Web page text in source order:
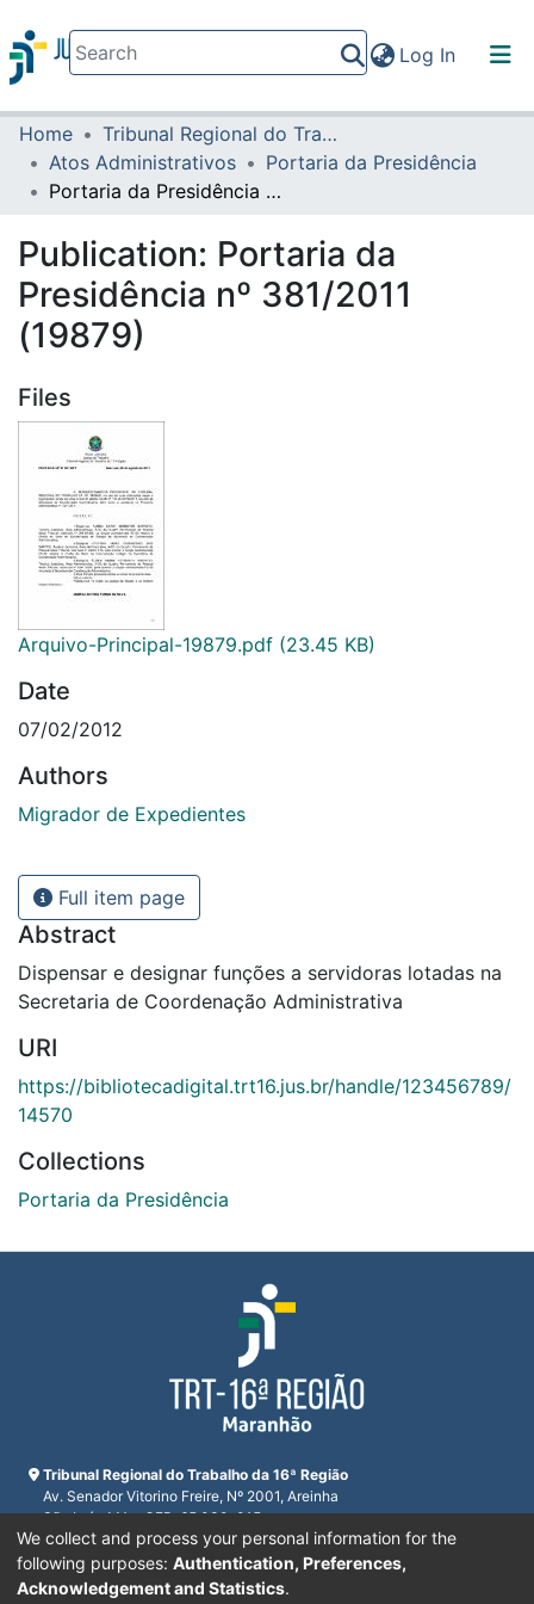
Log In(current)
Communities & Collections
All of DSpace
Home
Tribunal Regional do Trabalho da 16ª Região
Atos Administrativos
Portaria da Presidência
Portaria da Presidência nº 381/2011 (19879)
Publication: Portaria da
Presidência nº 381/2011
(19879)
Files
Arquivo-Principal-19879.pdf (23.45 KB)
Date
07/02/2012
Authors
Migrador de Expedientes
Full item page
Abstract
Dispensar e designar funções a servidoras lotadas na
Secretaria de Coordenação Administrativa
URI
https://bibliotecadigital.trt16.jus.br/handle/123456789/
14570
Collections
Portaria da Presidência
Tribunal Regional do Trabalho da 16ª Região
Av. Senador Vitorino Freire, Nº 2001, Areinha
São Luís, MA - CEP: 65.030-015
CNPJ 23.608.631/0001-93
Horário de funcionamento:
De segunda a sexta-feira das 7:30 às 16:00
We collect and process your personal information for the
following purposes: Authentication, Preferences,
Acknowledgement and Statistics.